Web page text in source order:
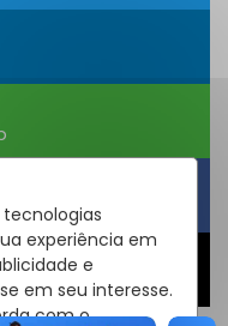
experiência em
e
em seu interesse.
com o